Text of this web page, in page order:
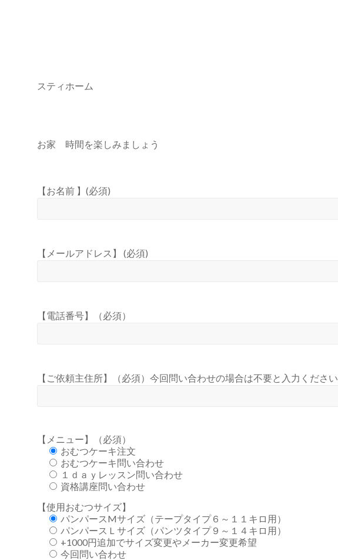
スティホーム
お家 時間を楽しみましょう
【お名前 】(必須)
【メールアドレス】 (必須)
【電話番号】（必須）
【ご依頼主住所】（必須）今回問い合わせの場合は不要と入力ください
【メニュー】（必須）
おむつケーキ注文
おむつケーキ問い合わせ
１ｄａｙレッスン問い合わせ
資格講座問い合わせ
【使用おむつサイズ】
パンパースMサイズ（テープタイプ６～１１キロ用）
パンパースＬサイズ（パンツタイプ９～１４キロ用）
+1000円追加でサイズ変更やメーカー変更希望
今回問い合わせ